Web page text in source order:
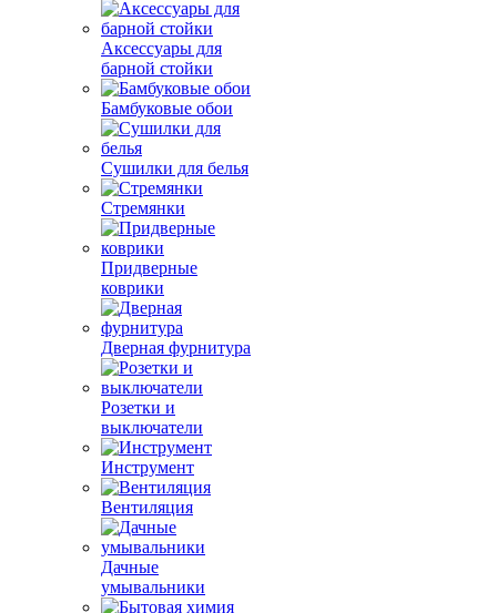
Аксессуары для
барной стойки
Бамбуковые обои
Сушилки для белья
Стремянки
Придверные
коврики
Дверная фурнитура
Розетки и
выключатели
Инструмент
Вентиляция
Дачные
умывальники